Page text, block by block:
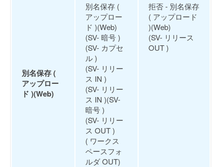
別名保存 (
アップロー
ド )(Web)
別名保存 (
アップロー
ド )(Web)
(SV- 暗号 )
(SV- カプセ
ル )
(SV- リリー
ス IN )
(SV- リリー
ス IN )(SV-
暗号 )
(SV- リリー
ス OUT )
( ワークス
ペースフォ
ルダ OUT)
拒否 - 別名保存
( アップロード
)(Web)
(SV- リリース
OUT )